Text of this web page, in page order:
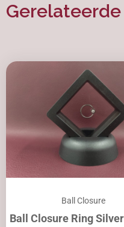
Ball Closure
Ball Closure Ring